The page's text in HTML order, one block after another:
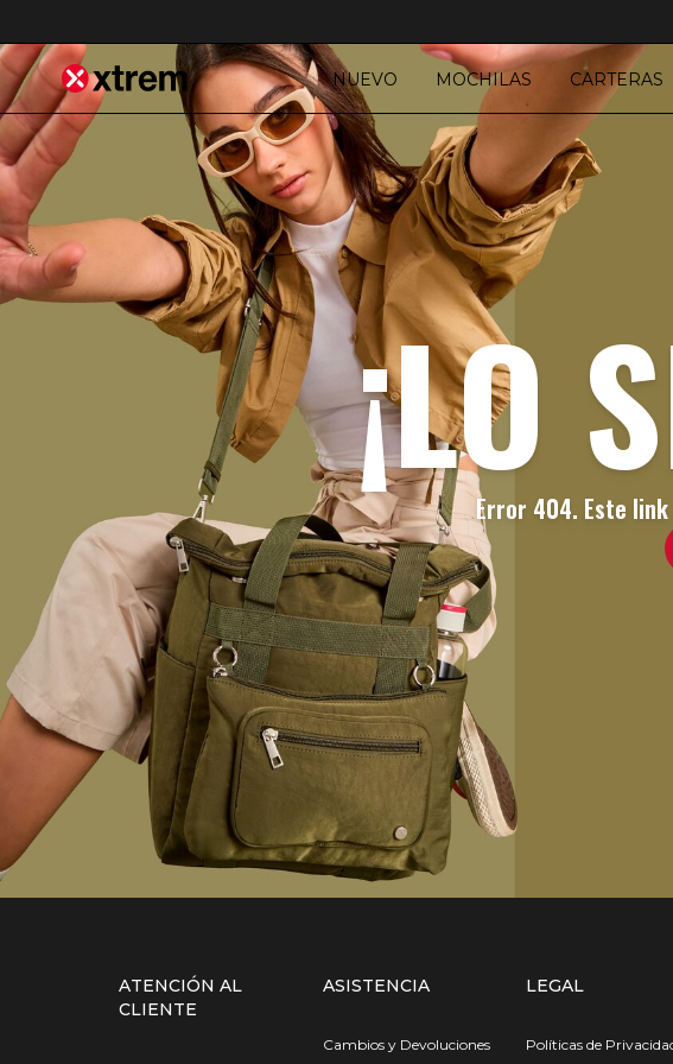
NUEVO MOCHILAS CARTERAS
¡LO
Error 404. Este
ATENCIÓN AL
CLIENTE
ASISTENCIA
Cambios y Devoluciones
LEGAL
Políticas de